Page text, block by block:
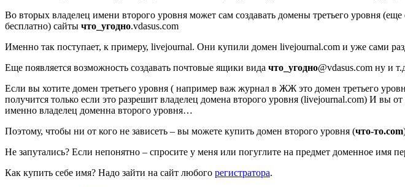
Во вторых владелец имени второго уровня может сам создавать домены третьего уровня
бесплатно) сайты что_угодно.vdasus.com
Именно так поступает, к примеру, livejournal. Они купили домен livejournal.com и уже сами
Еще появляется возможность создавать почтовые ящики вида что_угодно@vdasus.com ну и
Если вы хотите домен третьего уровня ( например важ журнал в ЖЖ это домен третьего
получится только если это разрешит владелец домена второго уровня (livejournal.com) И вы
именно владелец доменна второго уровня…
Поэтому, чтобы ни от кого не зависеть – вы можете купить домен второго уровня (что-то.com
Не запутались? Если непонятно – спросите у меня или погуглите на предмет доменное имя
Как купить себе имя? Надо зайти на сайт любого регистратора.